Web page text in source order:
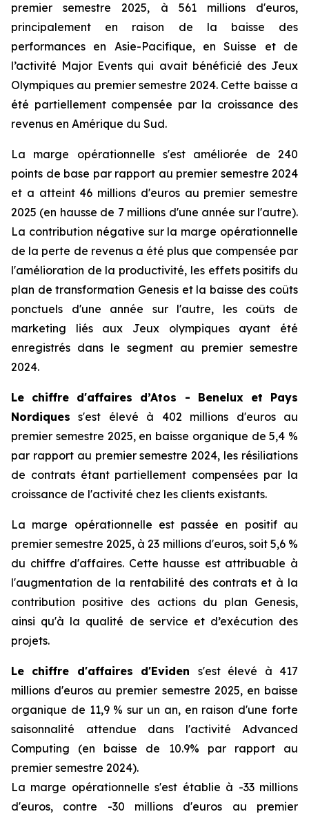
premier semestre 2025, à 561 millions d'euros,
principalement en raison de la baisse des
performances en Asie-Pacifique, en Suisse et de
l’activité Major Events qui avait bénéficié des Jeux
Olympiques au premier semestre 2024. Cette baisse a
été partiellement compensée par la croissance des
revenus en Amérique du Sud.
La marge opérationnelle s'est améliorée de 240
points de base par rapport au premier semestre 2024
et a atteint 46 millions d'euros au premier semestre
2025 (en hausse de 7 millions d'une année sur l'autre).
La contribution négative sur la marge opérationnelle
de la perte de revenus a été plus que compensée par
l'amélioration de la productivité, les effets positifs du
plan de transformation Genesis et la baisse des coûts
ponctuels d'une année sur l'autre, les coûts de
marketing liés aux Jeux olympiques ayant été
enregistrés dans le segment au premier semestre
2024.
Le chiffre d'affaires d’Atos - Benelux et Pays
Nordiques s'est élevé à 402 millions d'euros au
premier semestre 2025, en baisse organique de 5,4 %
par rapport au premier semestre 2024, les résiliations
de contrats étant partiellement compensées par la
croissance de l'activité chez les clients existants.
La marge opérationnelle est passée en positif au
premier semestre 2025, à 23 millions d'euros, soit 5,6 %
du chiffre d'affaires. Cette hausse est attribuable à
l'augmentation de la rentabilité des contrats et à la
contribution positive des actions du plan Genesis,
ainsi qu'à la qualité de service et d’exécution des
projets.
Le chiffre d'affaires d'Eviden s'est élevé à 417
millions d'euros au premier semestre 2025, en baisse
organique de 11,9 % sur un an, en raison d'une forte
saisonnalité attendue dans l'activité Advanced
Computing (en baisse de 10.9% par rapport au
premier semestre 2024).
La marge opérationnelle s'est établie à -33 millions
d'euros, contre -30 millions d'euros au premier